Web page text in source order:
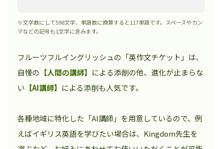
※文字数にして598文字、単語数に換算すると117単語です。スペースやカン
マなどの記号も1文字に含みます。
フルーツフルイングリッシュの「英作文チケット」は、
自慢の 【人間の講師】 による添削の他、進化が止まらな
い 【AI講師】 による添削も人気です。
各種地域に特化した「AI講師」を用意しているので、例
えばイギリス英語を学びたい場合は、Kingdom先生を